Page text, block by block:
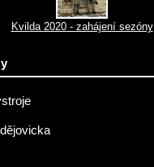
Kvilda 2020 - zahájení sezóny